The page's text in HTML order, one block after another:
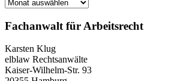
Fachanwalt für Arbeitsrecht
Karsten Klug
elblaw Rechtsanwälte
Kaiser-Wilhelm-Str. 93